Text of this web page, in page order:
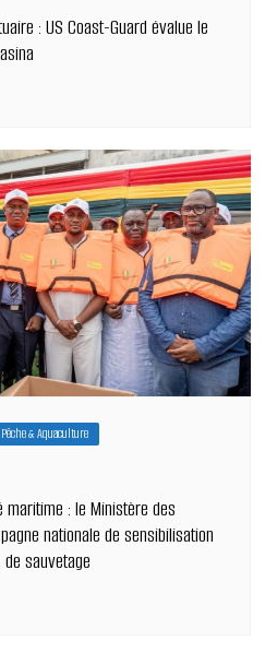
: US Coast-Guard évalue le
Pêche & Aquaculture
maritime : le Ministère des
nationale de sensibilisation
sauvetage